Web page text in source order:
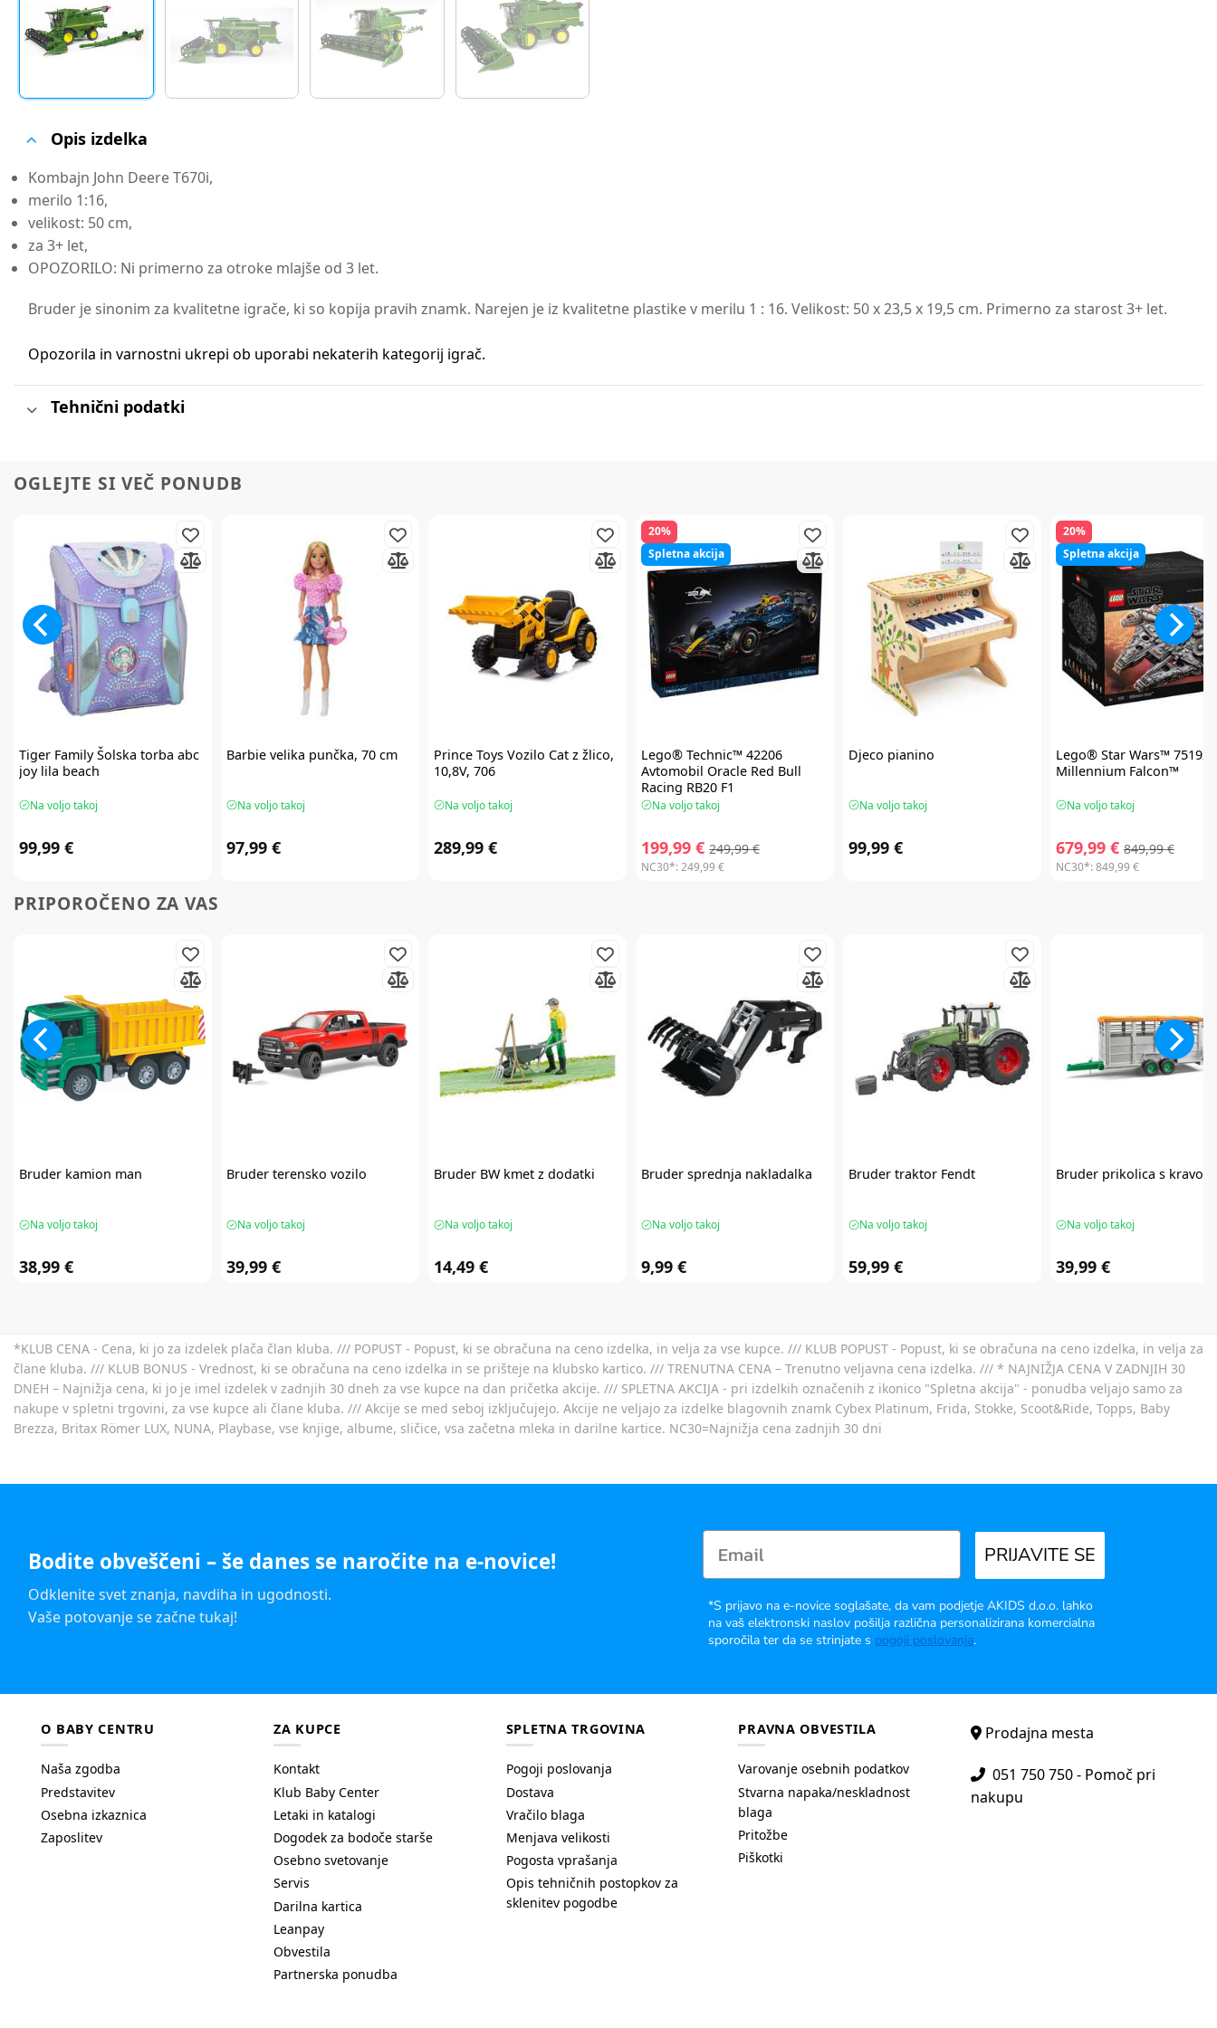
Opis izdelka
Kombajn John Deere T670i,
merilo 1:16,
velikost: 50 cm,
za 3+ let,
OPOZORILO: Ni primerno za otroke mlajše od 3 let.
Bruder je sinonim za kvalitetne igrače, ki so kopija pravih znamk. Narejen je iz kvalitetne plastike v merilu 1 : 16. Velikost: 50 x 23,5 x 19,5 cm. Primerno za starost 3+ let.
Opozorila in varnostni ukrepi ob uporabi nekaterih kategorij igrač.
Tehnični podatki
OGLEJTE SI VEČ PONUDB
Tiger FamilyŠolska torba abc
joy lila beach
Na voljo takoj
99,99 €
Barbie velika punčka, 70 cm
Na voljo takoj
97,99 €
Prince Toys Vozilo Cat z žlico,
10,8V, 706
Na voljo takoj
289,99 €
20%
Spletna akcija
Lego® Technic™ 42206
Avtomobil Oracle Red Bull
Racing RB20 F1
Na voljo takoj
199,99 € 249,99 €
NC30*:249,99 €
Djeco pianino
Na voljo takoj
99,99 €
20%
Spletna akcija
Lego® Star Wars™ 75192
Millennium Falcon™
Na voljo takoj
679,99 € 849,99 €
NC30*:849,99 €
PRIPOROČENO ZA VAS
Bruderkamion man
Na voljo takoj
38,99 €
Bruder terensko vozilo
Na voljo takoj
39,99 €
Bruder BW kmet z dodatki
Na voljo takoj
14,49 €
Bruder sprednja nakladalka
Na voljo takoj
9,99 €
Brudertraktor Fendt
Na voljo takoj
59,99 €
Bruder prikolica s kravo
Na voljo takoj
39,99 €
*KLUB CENA - Cena, ki jo za izdelek plača član kluba. /// POPUST - Popust, ki se obračuna na ceno izdelka, in velja za vse kupce. /// KLUB POPUST - Popust, ki se obračuna na ceno izdelka, in velja za
člane kluba. /// KLUB BONUS - Vrednost, ki se obračuna na ceno izdelka in se prišteje na klubsko kartico. /// TRENUTNA CENA – Trenutno veljavna cena izdelka. /// * NAJNIŽJA CENA V ZADNJIH 30
DNEH – Najnižja cena, ki jo je imel izdelek v zadnjih 30 dneh za vse kupce na dan pričetka akcije. /// SPLETNA AKCIJA - pri izdelkih označenih z ikonico "Spletna akcija" - ponudba veljajo samo za
nakupe v spletni trgovini, za vse kupce ali člane kluba. /// Akcije se med seboj izključujejo. Akcije ne veljajo za izdelke blagovnih znamk Cybex Platinum, Frida, Stokke, Scoot&Ride, Topps, Baby
Brezza, Britax Römer LUX, NUNA, Playbase, vse knjige, albume, sličice, vsa začetna mleka in darilne kartice. NC30=Najnižja cena zadnjih 30 dni
Bodite obveščeni – še danes se naročite na e-novice!
Odklenite svet znanja, navdiha in ugodnosti.
Vaše potovanje se začne tukaj!
PRIJAVITE SE
*S prijavo na e-novice soglašate, da vam podjetje AKIDS d.o.o. lahko
na vaš elektronski naslov pošilja različna personalizirana komercialna
sporočila ter da se strinjate s pogoji poslovanja.
O BABY CENTRU
Naša zgodba
Predstavitev
Osebna izkaznica
Zaposlitev
ZA KUPCE
Kontakt
Klub Baby Center
Letaki in katalogi
Dogodek za bodoče starše
Osebno svetovanje
Servis
Darilna kartica
Leanpay
Obvestila
Partnerska ponudba
SPLETNA TRGOVINA
Pogoji poslovanja
Dostava
Vračilo blaga
Menjava velikosti
Pogosta vprašanja
Opis tehničnih postopkov za
sklenitev pogodbe
PRAVNA OBVESTILA
Varovanje osebnih podatkov
Stvarna napaka/neskladnost
blaga
Pritožbe
Piškotki
Prodajna mesta
051 750 750 - Pomoč pri
nakupu